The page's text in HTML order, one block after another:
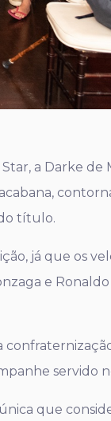
a Darke de
título.
já que os
e
servido
que